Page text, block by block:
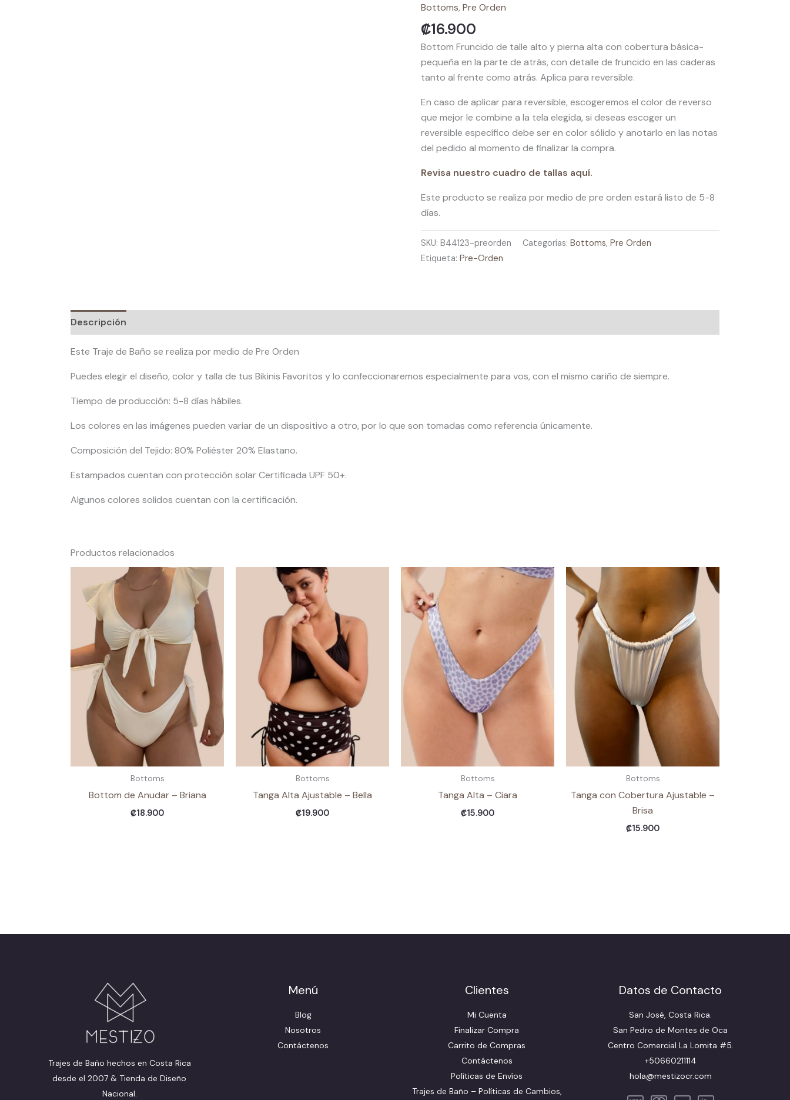
Bottoms,Pre Orden
₡16.900
Bottom Fruncido de talle alto y pierna alta con cobertura básica-
pequeña en la parte de atrás, con detalle de fruncido en las caderas
tanto al frente como atrás. Aplica para reversible.
En caso de aplicar para reversible, escogeremos el color de reverso
que mejor le combine a la tela elegida, si deseas escoger un
reversible específico debe ser en color sólido y anotarlo en las notas
del pedido al momento de finalizar la compra.
Revisa nuestro cuadro de tallas aquí.
Este producto se realiza por medio de pre orden estará listo de 5-8
días.
SKU:B44123-preorden Categorías:Bottoms,Pre Orden
Etiqueta:Pre-Orden
Descripción
Este Traje de Baño se realiza por medio de Pre Orden
Puedes elegir el diseño, color y talla de tus Bikinis Favoritos y lo confeccionaremos especialmente para vos, con el mismo cariño de siempre.
Tiempo de producción: 5-8 días hábiles.
Los colores en las imágenes pueden variar de un dispositivo a otro, por lo que son tomadas como referencia únicamente.
Composición del Tejido: 80% Poliéster 20% Elastano.
Estampados cuentan con protección solar Certificada UPF 50+.
Algunos colores solidos cuentan con la certificación.
Productos relacionados
Bottoms
Bottom de Anudar – Briana
₡18.900
Bottoms
Tanga Alta Ajustable – Bella
₡19.900
Bottoms
Tanga Alta – Ciara
₡15.900
Bottoms
Tanga con Cobertura Ajustable –
Brisa
₡15.900
Trajes de Baño hechos en Costa Rica
desde el 2007 & Tienda de Diseño
Nacional.
Menú
Blog
Nosotros
Contáctenos
Clientes
Mi Cuenta
Finalizar Compra
Carrito de Compras
Contáctenos
Políticas de Envíos
Trajes de Baño – Políticas de Cambios,
Datos de Contacto
San José, Costa Rica.
San Pedro de Montes de Oca
Centro Comercial La Lomita #5.
+50660211114
hola@mestizocr.com